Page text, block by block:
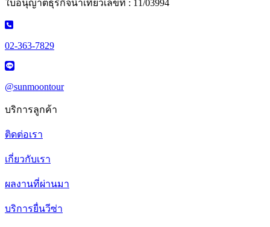
ใบอนุญาตธุรกิจนำเที่ยวเลขที่ : 11/03994
02-363-7829
@sunmoontour
บริการลูกค้า
ติดต่อเรา
เกี่ยวกับเรา
ผลงานที่ผ่านมา
บริการยื่นวีซ่า